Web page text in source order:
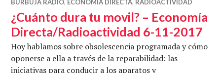
BURBUJA RADIO, ECONOMÍA DIRECTA, RADIOACTIVIDAD
¿Cuánto dura tu movil? – Economía
Directa/Radioactividad 6-11-2017
Hoy hablamos sobre obsolescencia programada y cómo
oponerse a ella a través de la reparabilidad: las
iniciativas para conducir a los aparatos y